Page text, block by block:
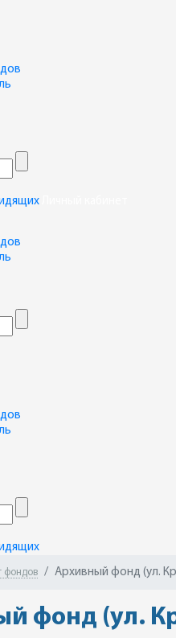
фондов Архивный фонд (ул.
фонд (ул.